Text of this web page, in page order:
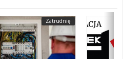
Zatrudnię